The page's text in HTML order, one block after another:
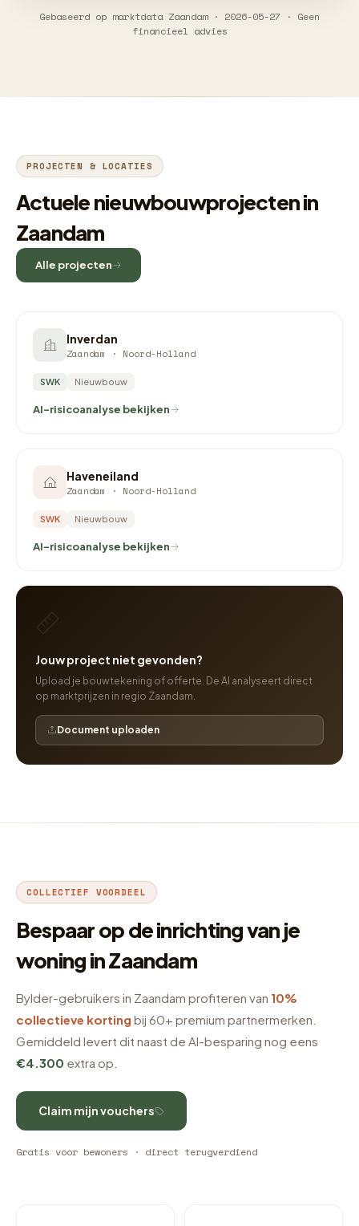
Gebaseerd op marktdata Zaandam · 2026-05-27 · Geen
financieel advies
PROJECTEN & LOCATIES
Actuele nieuwbouwprojecten in
Zaandam
Alle projecten
Inverdan
Zaandam · Noord-Holland
SWK Nieuwbouw
AI-risicoanalyse bekijken
Haveneiland
Zaandam · Noord-Holland
SWK Nieuwbouw
AI-risicoanalyse bekijken
Jouw project niet gevonden?
Upload je bouwtekening of offerte. De AI analyseert direct
op marktprijzen in regio Zaandam.
Document uploaden
COLLECTIEF VOORDEEL
Bespaar op de inrichting van je
woning in Zaandam
Bylder-gebruikers in Zaandam profiteren van 10%
collectieve korting bij 60+ premium partnermerken.
Gemiddeld levert dit naast de AI-besparing nog eens
€4.300 extra op.
Claim mijn vouchers
Gratis voor bewoners · direct terugverdiend